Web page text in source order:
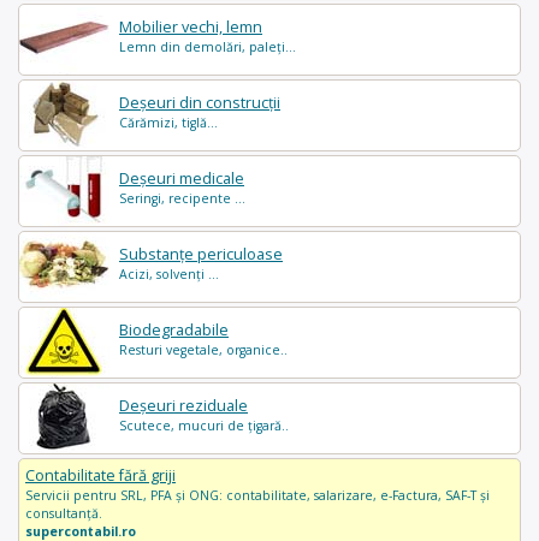
Mobilier vechi, lemn
Lemn din demolări, paleți...
Deșeuri din construcții
Cărămizi, tiglă...
Deșeuri medicale
Seringi, recipente ...
Substanțe periculoase
Acizi, solvenți ...
Biodegradabile
Resturi vegetale, organice..
Deșeuri reziduale
Scutece, mucuri de țigară..
Contabilitate fără griji
Servicii pentru SRL, PFA și ONG: contabilitate, salarizare, e-Factura, SAF-T și
consultanță.
supercontabil.ro